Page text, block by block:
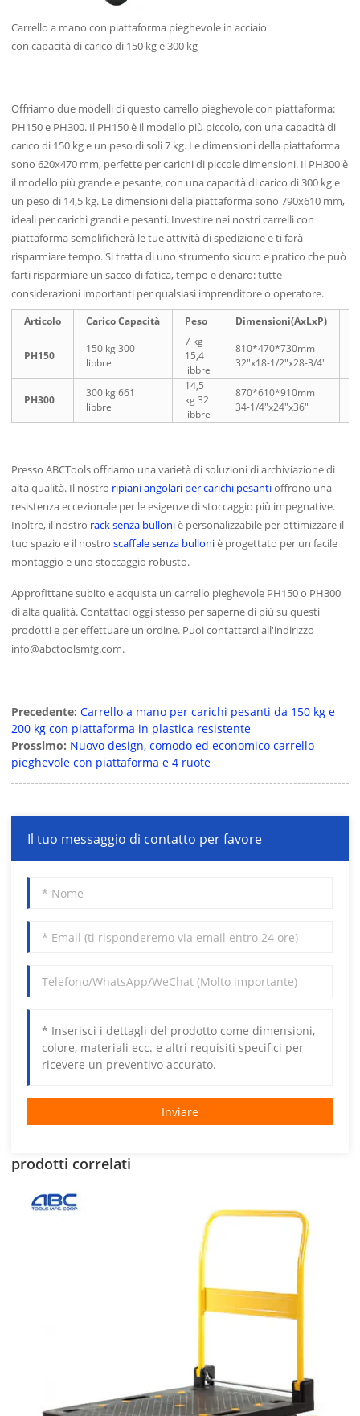
Carrello a mano con piattaforma pieghevole in acciaio
con capacità di carico di 150 kg e 300 kg
Offriamo due modelli di questo carrello pieghevole con piattaforma:
PH150 e PH300. Il PH150 è il modello più piccolo, con una capacità di
carico di 150 kg e un peso di soli 7 kg. Le dimensioni della piattaforma
sono 620x470 mm, perfette per carichi di piccole dimensioni. Il PH300 è
il modello più grande e pesante, con una capacità di carico di 300 kg e
un peso di 14,5 kg. Le dimensioni della piattaforma sono 790x610 mm,
ideali per carichi grandi e pesanti. Investire nei nostri carrelli con
piattaforma semplificherà le tue attività di spedizione e ti farà
risparmiare tempo. Si tratta di uno strumento sicuro e pratico che può
farti risparmiare un sacco di fatica, tempo e denaro: tutte
considerazioni importanti per qualsiasi imprenditore o operatore.
Articolo CaricoCapacità Peso Dimensioni(AxLxP)
PH150
150 kg 300
libbre
7 kg
15,4
libbre
810*470*730mm
32″x18-1/2″x28-3/4″
PH300
300 kg 661
libbre
14,5
kg 32
libbre
870*610*910mm
34-1/4″x24″x36″
Presso ABCTools offriamo una varietà di soluzioni di archiviazione di
alta qualità. Il nostro ripiani angolari per carichi pesantioffrono una
resistenza eccezionale per le esigenze di stoccaggio più impegnative.
Inoltre, il nostro rack senza bulloniè personalizzabile per ottimizzare il
tuo spazio e il nostroscaffale senza bulloniè progettato per un facile
montaggio e uno stoccaggio robusto.
Approfittane subito e acquista un carrello pieghevole PH150 o PH300
di alta qualità. Contattaci oggi stesso per saperne di più su questi
prodotti e per effettuare un ordine. Puoi contattarci all'indirizzo
info@abctoolsmfg.com.
Precedente: Carrello a mano per carichi pesanti da 150 kg e
200 kg con piattaforma in plastica resistente
Prossimo: Nuovo design, comodo ed economico carrello
pieghevole con piattaforma e 4 ruote
Il tuo messaggio di contatto per favore
Inviare
prodotti correlati